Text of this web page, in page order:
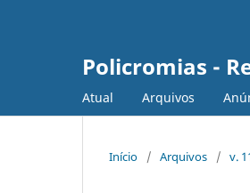
Policromias -
Atual Arquivos
Início / Arquivos / v.